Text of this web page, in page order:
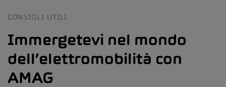
CONSIGLI UTILI
Immergetevi nel mondo
dell’elettromobilità con
AMAG